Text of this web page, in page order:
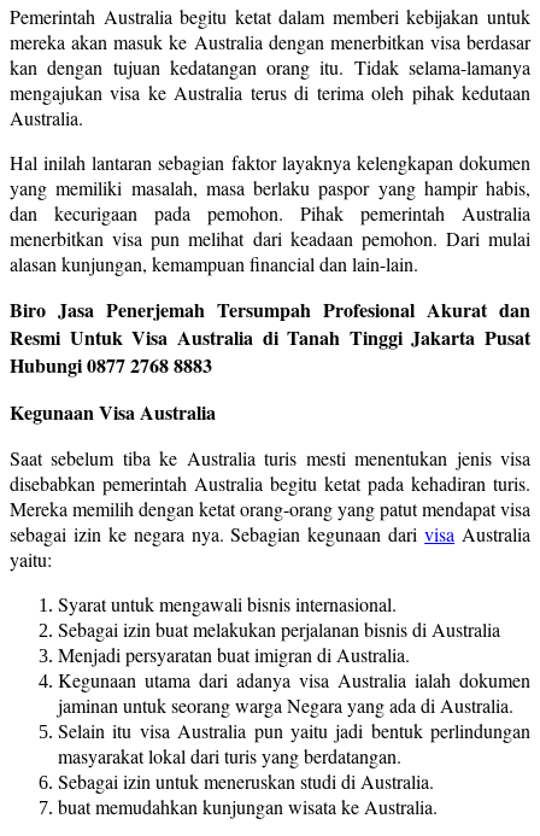
Pemerintah Australia begitu ketat dalam memberi kebijakan untuk
mereka akan masuk ke Australia dengan menerbitkan visa berdasar
kan dengan tujuan kedatangan orang itu. Tidak selama-lamanya
mengajukan visa ke Australia terus di terima oleh pihak kedutaan
Australia.
Hal inilah lantaran sebagian faktor layaknya kelengkapan dokumen
yang memiliki masalah, masa berlaku paspor yang hampir habis,
dan kecurigaan pada pemohon. Pihak pemerintah Australia
menerbitkan visa pun melihat dari keadaan pemohon. Dari mulai
alasan kunjungan, kemampuan financial dan lain-lain.
Biro Jasa Penerjemah Tersumpah Profesional Akurat dan
Resmi Untuk Visa Australia di Tanah Tinggi Jakarta Pusat
Hubungi 0877 2768 8883
Kegunaan Visa Australia
Saat sebelum tiba ke Australia turis mesti menentukan jenis visa
disebabkan pemerintah Australia begitu ketat pada kehadiran turis.
Mereka memilih dengan ketat orang-orang yang patut mendapat visa
sebagai izin ke negara nya. Sebagian kegunaan darivisa Australia
yaitu:
Syarat untuk mengawali bisnis internasional.
Sebagai izin buat melakukan perjalanan bisnis di Australia
Menjadi persyaratan buat imigran di Australia.
Kegunaan utama dari adanya visa Australia ialah dokumen
jaminan untuk seorang warga Negara yang ada di Australia.
Selain itu visa Australia pun yaitu jadi bentuk perlindungan
masyarakat lokal dari turis yang berdatangan.
Sebagai izin untuk meneruskan studi di Australia.
buat memudahkan kunjungan wisata ke Australia.